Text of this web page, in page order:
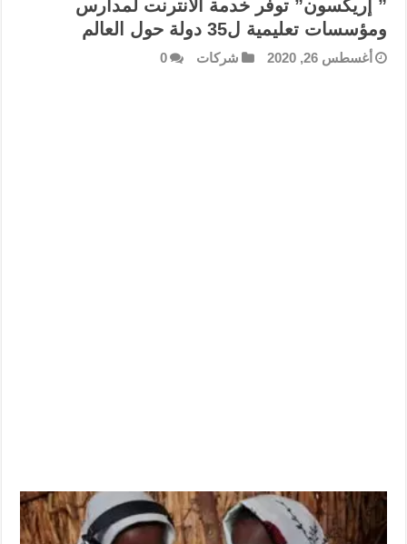
” إريكسون” توفر خدمة الانترنت لمدارس
ومؤسسات تعليمية ل35 دولة حول العالم
أغسطس 26, 2020 شركات 0